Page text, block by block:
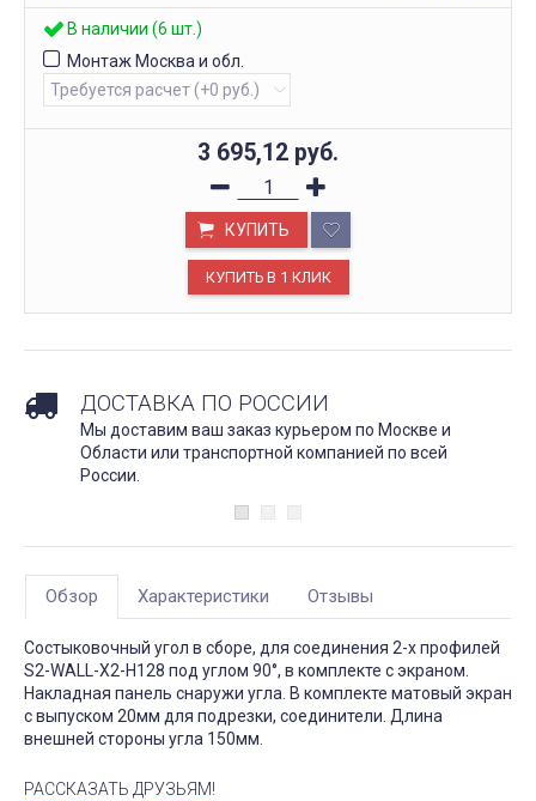
В наличии (6 шт.)
Монтаж Москва и обл.
3 695,12 руб.
КУПИТЬ
ДОСТАВКА ПО РОССИИ
Мы доставим ваш заказ курьером по Москве и
Области или транспортной компанией по всей
России.
Обзор Характеристики Отзывы
Состыковочный угол в сборе, для соединения 2-х профилей
S2-WALL-X2-H128 под углом 90°, в комплекте с экраном.
Накладная панель снаружи угла. В комплекте матовый экран
с выпуском 20мм для подрезки, соединители. Длина
внешней стороны угла 150мм.
РАССКАЗАТЬ ДРУЗЬЯМ!